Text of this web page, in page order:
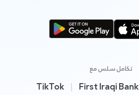
تكامل سلس مع
TikTok | First Iraqi Bank